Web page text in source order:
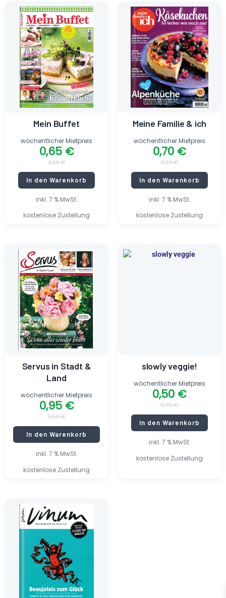
inkl. 7 % MwSt.
kostenlose Zustellung
Mein Buffet
3,95€
Ursprünglicher
Preis
war:
3,95 €
0,65 €
Aktueller
Preis
ist:
0,65 €.
wöchentlicher Mietpreis
In den Warenkorb
inkl. 7 % MwSt.
kostenlose Zustellung
Meine Familie & ich
3,90€
Ursprünglicher
Preis
war:
3,90 €
0,70 €
Aktueller
Preis
ist:
0,70 €.
wöchentlicher Mietpreis
In den Warenkorb
inkl. 7 % MwSt.
kostenlose Zustellung
Servus in Stadt &
Land
5,50€
Ursprünglicher
Preis
war:
5,50 €
0,95 €
Aktueller
Preis
ist:
0,95 €.
wöchentlicher Mietpreis
In den Warenkorb
inkl. 7 % MwSt.
kostenlose Zustellung
slowly veggie!
5,90€
Ursprünglicher
Preis
0,50 €
Aktueller
Preis
wöchentlicher Mietpreis
In den Warenkorb
Preis
war:
6,50 €
Preis
ist:
0,90 €.